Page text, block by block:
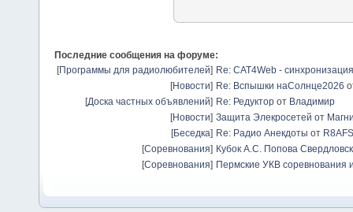
Последние сообщения на форуме:
[Программы для радиолюбителей] Re: CAT4Web -
[Новости] Re: Вспышки наСолнце2026
[Доска частных объявлений] Re: Редуктор от Владимир
[Новости] Защита Элекросетей от
[Беседка] Re: Радио Анекдоты от R8AFS
[Соревнования] Кубок А.С. Попова
[Соревнования] Пермские УКВ соревнования